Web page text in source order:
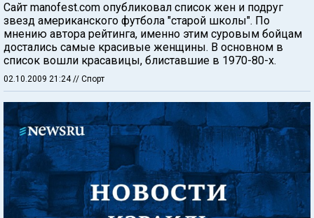
Сайт manofest.com опубликовал список жен и подруг
звезд американского футбола "старой школы". По
мнению автора рейтинга, именно этим суровым бойцам
достались самые красивые женщины. В основном в
список вошли красавицы, блиставшие в 1970-80-х.
02.10.2009 21:24// Спорт